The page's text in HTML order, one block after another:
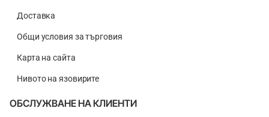
Доставка
Общи условия за търговия
Карта на сайта
Нивото на язовирите
ОБСЛУЖВАНЕ НА КЛИЕНТИ